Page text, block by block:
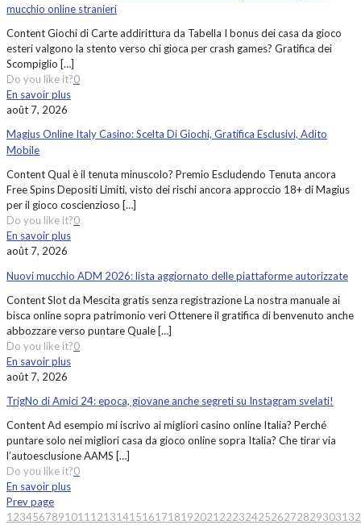
mucchio online stranieri
Content Giochi di Carte addirittura da Tabella I bonus dei casa da gioco
esteri valgono la stento verso chi gioca per crash games? Gratifica dei
Scompiglio […]
Do you like it?0
En savoir plus
août 7, 2026
Magius Online Italy Casino: Scelta Di Giochi, Gratifica Esclusivi, Adito
Mobile
Content Qual è il tenuta minuscolo? Premio Escludendo Tenuta ancora
Free Spins Depositi Limiti, visto dei rischi ancora approccio 18+ di Magius
per il gioco coscienzioso […]
Do you like it?0
En savoir plus
août 7, 2026
Nuovi mucchio ADM 2026: lista aggiornato delle piattaforme autorizzate
Content Slot da Mescita gratis senza registrazione La nostra manuale ai
bisca online sopra patrimonio veri Ottenere il gratifica di benvenuto anche
abbozzare verso puntare Quale […]
Do you like it?0
En savoir plus
août 7, 2026
TrigNo di Amici 24: epoca, giovane anche segreti su Instagram svelati!
Content Ad esempio mi iscrivo ai migliori casino online Italia? Perché
puntare solo nei migliori casa da gioco online sopra Italia? Che tirar via
l’autoesclusione AAMS […]
Do you like it?0
En savoir plus
Prev page
1234567891011121314151617181920212223242526272829303132